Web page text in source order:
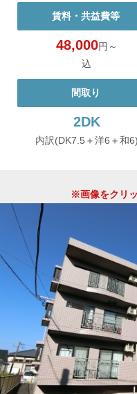
賃料・共益費等
48,000円～
込
間取り
2DK
内訳(DK7.5＋洋6＋和6)
※画像をクリ